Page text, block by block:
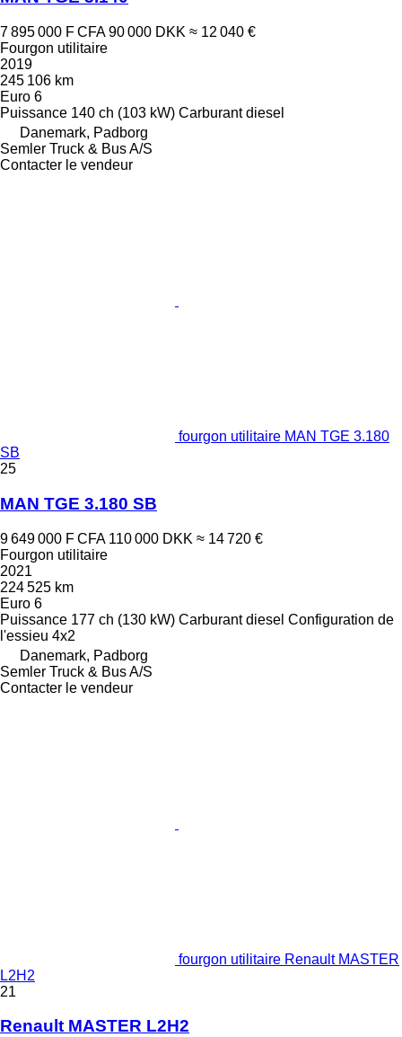
7 895 000 F CFA 90 000 DKK ≈ 12 040 €
Fourgon utilitaire
2019
245 106 km
Euro 6
Puissance 140 ch (103 kW) Carburant diesel
Danemark, Padborg
Semler Truck & Bus A/S
Contacter le vendeur
fourgon utilitaire MAN TGE 3.180
SB
25
MAN TGE 3.180 SB
9 649 000 F CFA 110 000 DKK ≈ 14 720 €
Fourgon utilitaire
2021
224 525 km
Euro 6
Puissance 177 ch (130 kW) Carburant diesel Configuration de
l'essieu 4x2
Danemark, Padborg
Semler Truck & Bus A/S
Contacter le vendeur
fourgon utilitaire Renault MASTER
L2H2
21
Renault MASTER L2H2